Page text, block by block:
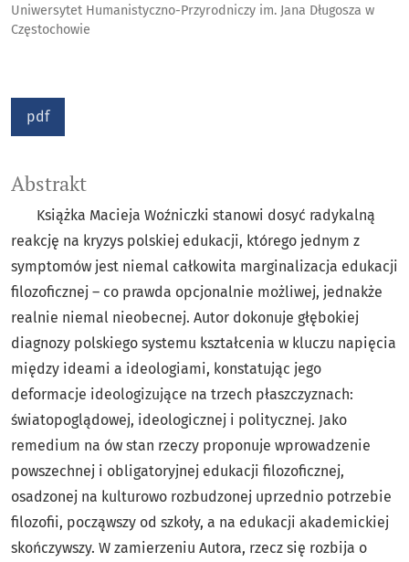
Uniwersytet Humanistyczno-Przyrodniczy im. Jana Długosza w
Częstochowie
pdf
Abstrakt
Książka Macieja Woźniczki stanowi dosyć radykalną
reakcję na kryzys polskiej edukacji, którego jednym z
symptomów jest niemal całkowita marginalizacja edukacji
filozoficznej – co prawda opcjonalnie możliwej, jednakże
realnie niemal nieobecnej. Autor dokonuje głębokiej
diagnozy polskiego systemu kształcenia w kluczu napięcia
między ideami a ideologiami, konstatując jego
deformacje ideologizujące na trzech płaszczyznach:
światopoglądowej, ideologicznej i politycznej. Jako
remedium na ów stan rzeczy proponuje wprowadzenie
powszechnej i obligatoryjnej edukacji filozoficznej,
osadzonej na kulturowo rozbudzonej uprzednio potrzebie
filozofii, począwszy od szkoły, a na edukacji akademickiej
skończywszy. W zamierzeniu Autora, rzecz się rozbija o